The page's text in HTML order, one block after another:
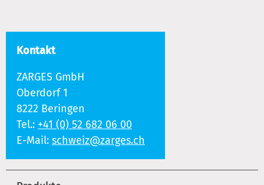
Kontakt
ZARGES GmbH
Oberdorf 1
8222 Beringen
Tel.: +41 (0) 52 682 06 00
E-Mail: schweiz@zarges.ch